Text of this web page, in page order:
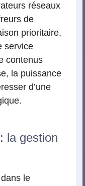
réseaux
de
prioritaire,
service
contenus
la puissance
d’une
la gestion
le